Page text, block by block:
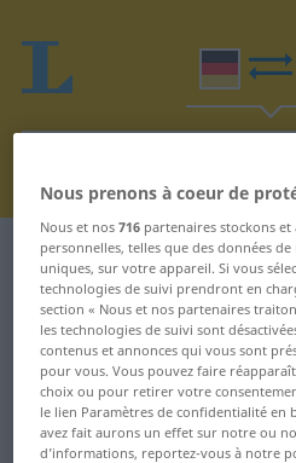
Dictionnaire Allemand-
Mots en
par K
-karätig ... Käse
Nous prenons à coeur de
Nous et nos716 partenaires stockons et
personnelles, telles que des données
uniques, sur votre appareil. Si vous
technologies de suivi prendront en
section « Nous et nos partenaires
les technologies de suivi sont
contenus et annonces qui vous sont
pour vous. Vous pouvez faire
choix ou pour retirer votre
le lien Paramètres de confidentialité en
avez fait aurons un effet sur notre ou
d’informations, reportez-vous à notre